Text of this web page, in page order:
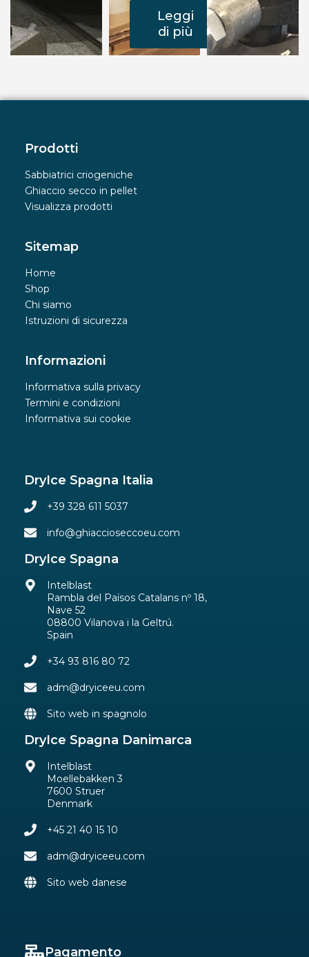
Leggi
di più
Prodotti
Sabbiatrici criogeniche
Ghiaccio secco in pellet
Visualizza prodotti
Sitemap
Home
Shop
Chi siamo
Istruzioni di sicurezza
Informazioni
Informativa sulla privacy
Termini e condizioni
Informativa sui cookie
DryIce Spagna Italia
+39 328 611 5037
info@ghiaccioseccoeu.com
DryIce Spagna
Intelblast
Rambla del Països Catalans nº 18,
Nave 52
08800 Vilanova i la Geltrú.
Spain
+34 93 816 80 72
adm@dryiceeu.com
Sito web in spagnolo
DryIce Spagna Danimarca
Intelblast
Moellebakken 3
7600 Struer
Denmark
+45 21 40 15 10
adm@dryiceeu.com
Sito web danese
Pagamento